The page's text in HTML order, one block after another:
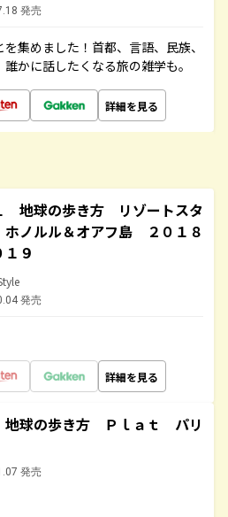
発売
集めました！首都、言語、民族、
かに話したくなる旅の雑学も。
詳細を見る
地球の歩き方 リゾートスタ
ノルル＆オアフ島 ２０１８
９
発売
詳細を見る
球の歩き方 Ｐｌａｔ パリ
発売